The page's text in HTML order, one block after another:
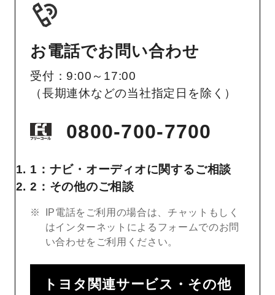
お電話でお問い合わせ
受付：9:00～17:00
（長期連休などの当社指定日を除く）
0800-700-7700
1：ナビ・オーディオに関するご相談
2：その他のご相談
IP電話をご利用の場合は、チャットもしく
はインターネットによるフォームでのお問
い合わせをご利用ください。
トヨタ関連サービス・その他